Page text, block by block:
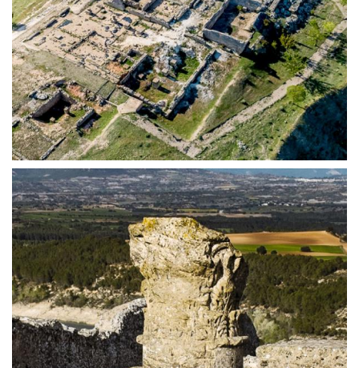
EL FORO | ERCÁVICA